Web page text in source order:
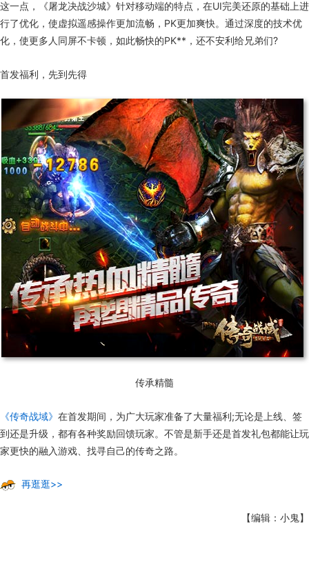
这一点，《屠龙决战沙城》针对移动端的特点，在UI完美还原的基础上进
行了优化，使虚拟遥感操作更加流畅，PK更加爽快。通过深度的技术优
化，使更多人同屏不卡顿，如此畅快的PK**，还不安利给兄弟们?
首发福利，先到先得
传承精髓
《传奇战域》 在首发期间，为广大玩家准备了大量福利;无论是上线、签
到还是升级，都有各种奖励回馈玩家。不管是新手还是首发礼包都能让玩
家更快的融入游戏、找寻自己的传奇之路。
再逛逛>>
【编辑：小鬼】